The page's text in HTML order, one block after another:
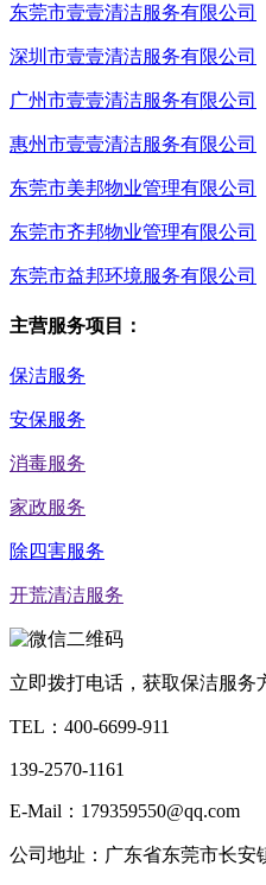
东莞市壹壹清洁服务有限公司
深圳市壹壹清洁服务有限公司
广州市壹壹清洁服务有限公司
惠州市壹壹清洁服务有限公司
东莞市美邦物业管理有限公司
东莞市齐邦物业管理有限公司
东莞市益邦环境服务有限公司
主营服务项目：
保洁服务
安保服务
消毒服务
家政服务
除四害服务
开荒清洁服务
立即拨打电话，获取保洁服务
TEL： 400-6699-911
139-2570-1161
E-Mail：179359550@qq.com
公司地址：广东省东莞市长安